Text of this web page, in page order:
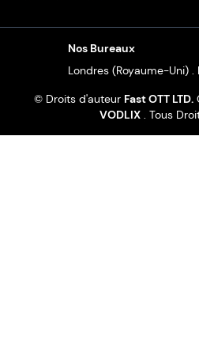
Nos Bureaux
Londres (Royaume-Uni) .
© Droits d'auteur Fast OTT LTD.
VODLIX. Tous